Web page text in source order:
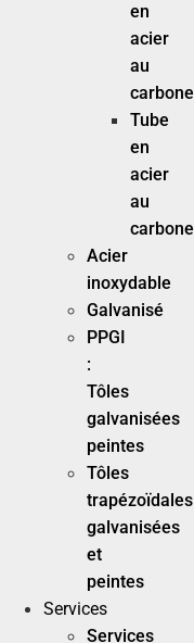
en
acier
au
carbone
Tube
en
acier
au
carbone
Acier
inoxydable
Galvanisé
PPGI
:
Tôles
galvanisées
peintes
Tôles
trapézoïdales
galvanisées
et
peintes
Services
Services